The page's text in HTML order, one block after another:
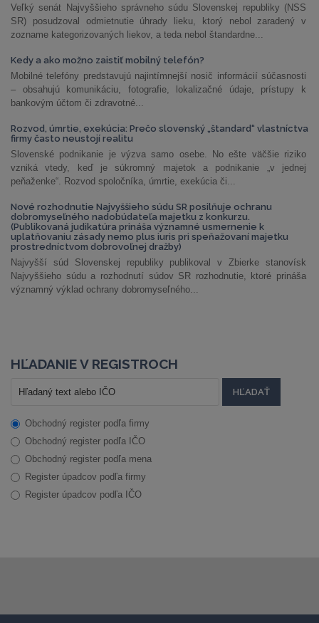
Veľký senát Najvyššieho správneho súdu Slovenskej republiky (NSS
SR) posudzoval odmietnutie úhrady lieku, ktorý nebol zaradený v
zozname kategorizovaných liekov, a teda nebol štandardne...
Kedy a ako možno zaistiť mobilný telefón?
Mobilné telefóny predstavujú najintímnejší nosič informácií súčasnosti
– obsahujú komunikáciu, fotografie, lokalizačné údaje, prístupy k
bankovým účtom či zdravotné...
Rozvod, úmrtie, exekúcia: Prečo slovenský „štandard“ vlastníctva
firmy často neustojí realitu
Slovenské podnikanie je výzva samo osebe. No ešte väčšie riziko
vzniká vtedy, keď je súkromný majetok a podnikanie „v jednej
peňaženke“. Rozvod spoločníka, úmrtie, exekúcia či...
Nové rozhodnutie Najvyššieho súdu SR posilňuje ochranu
dobromyseľného nadobúdateľa majetku z konkurzu.
(Publikovaná judikatúra prináša významné usmernenie k
uplatňovaniu zásady nemo plus iuris pri speňažovaní majetku
prostredníctvom dobrovoľnej dražby)
Najvyšší súd Slovenskej republiky publikoval v Zbierke stanovísk
Najvyššieho súdu a rozhodnutí súdov SR rozhodnutie, ktoré prináša
významný výklad ochrany dobromyseľného...
HĽADANIE V REGISTROCH
Obchodný register podľa firmy
Obchodný register podľa IČO
Obchodný register podľa mena
Register úpadcov podľa firmy
Register úpadcov podľa IČO